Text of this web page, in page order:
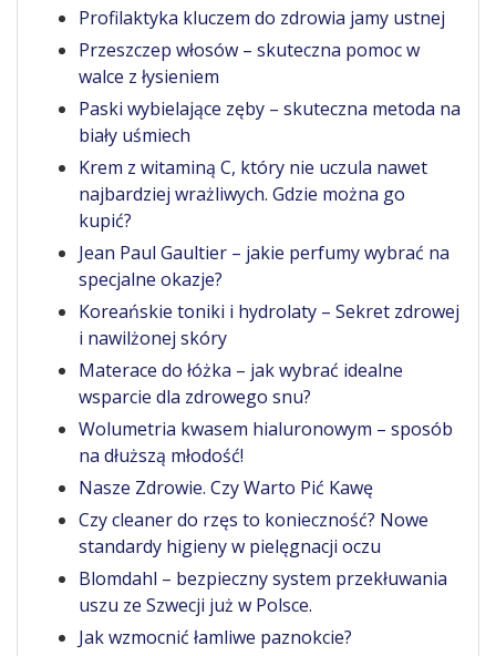
Profilaktyka kluczem do zdrowia jamy ustnej
Przeszczep włosów – skuteczna pomoc w
walce z łysieniem
Paski wybielające zęby – skuteczna metoda na
biały uśmiech
Krem z witaminą C, który nie uczula nawet
najbardziej wrażliwych. Gdzie można go
kupić?
Jean Paul Gaultier – jakie perfumy wybrać na
specjalne okazje?
Koreańskie toniki i hydrolaty – Sekret zdrowej
i nawilżonej skóry
Materace do łóżka – jak wybrać idealne
wsparcie dla zdrowego snu?
Wolumetria kwasem hialuronowym – sposób
na dłuższą młodość!
Nasze Zdrowie. Czy Warto Pić Kawę
Czy cleaner do rzęs to konieczność? Nowe
standardy higieny w pielęgnacji oczu
Blomdahl – bezpieczny system przekłuwania
uszu ze Szwecji już w Polsce.
Jak wzmocnić łamliwe paznokcie?